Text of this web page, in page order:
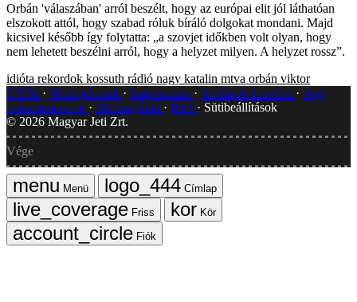
Orbán 'válaszában' arról beszélt, hogy az európai elit jól láthatóan
elszokott attól, hogy szabad róluk bíráló dolgokat mondani. Majd
kicsivel később így folytatta: „a szovjet időkben volt olyan, hogy
nem lehetett beszélni arról, hogy a helyzet milyen. A helyzet rossz”.
idióta rekordok kossuth rádió nagy katalin mtva orbán viktor
GYIK
Hibát jelentek Impresszum Javítások kezelése
Jogi
dokumentumok
Médiaajánlat RSS
Sütibeállítások
© 2026 Magyar Jeti Zrt.
Vége
Menü
Címlap
Friss
Kör
Fiók